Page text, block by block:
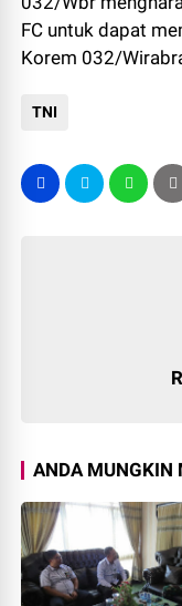
FC untuk dapat
Korem 032/
TNI
ANDA MUNGKIN